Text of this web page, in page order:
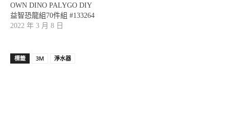
OWN DINO PALYGO DIY
益智恐龍組70件組 #133264
2022 年 3 月 8 日
標籤 3M 淨水器